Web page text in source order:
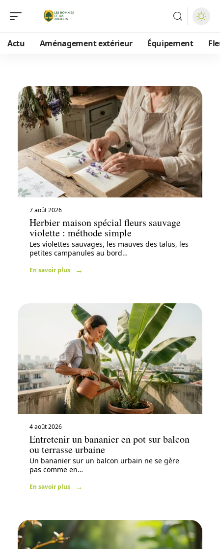
Actu Aménagement extérieur Équipement
7 août 2026
Herbier maison spécial fleurs sauvage
violette : méthode simple
Les violettes sauvages, les mauves des talus, les
petites campanules au bord…
En savoir plus
4 août 2026
Entretenir un bananier en pot sur balcon
ou terrasse urbaine
Un bananier sur un balcon urbain ne se gère
pas comme en…
En savoir plus